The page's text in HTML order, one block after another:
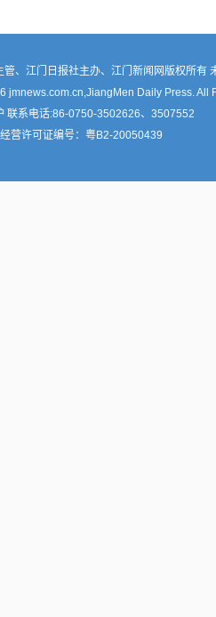
管、江门日报社主办、江门新闻网版权所有
jmnews.com.cn,JiangMen Daily Press. All
联系电话:86-0750-3502626、3507552
经营许可证编号： 粤B2-20050439